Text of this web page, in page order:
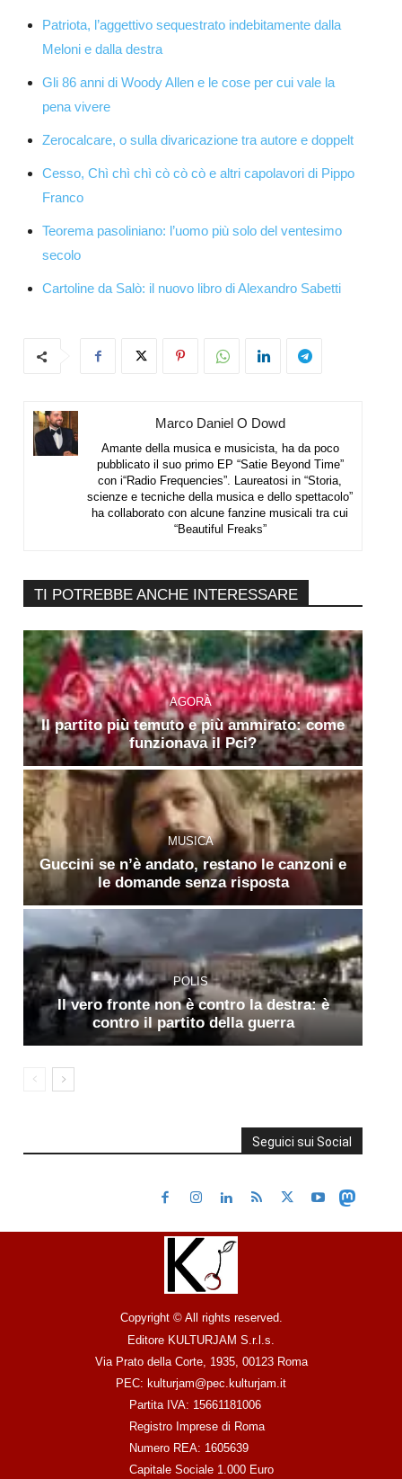
Patriota, l’aggettivo sequestrato indebitamente dalla
Meloni e dalla destra
Gli 86 anni di Woody Allen e le cose per cui vale la
pena vivere
Zerocalcare, o sulla divaricazione tra autore e doppelt
Cesso, Chì chì chì cò cò cò e altri capolavori di Pippo
Franco
Teorema pasoliniano: l’uomo più solo del ventesimo
secolo
Cartoline da Salò: il nuovo libro di Alexandro Sabetti
Marco Daniel O Dowd
Amante della musica e musicista, ha da poco
pubblicato il suo primo EP “Satie Beyond Time”
con i“Radio Frequencies”. Laureatosi in “Storia,
scienze e tecniche della musica e dello spettacolo”
ha collaborato con alcune fanzine musicali tra cui
“Beautiful Freaks”
TI POTREBBE ANCHE INTERESSARE
AGORÀ
Il partito più temuto e più ammirato: come
funzionava il Pci?
MUSICA
Guccini se n’è andato, restano le canzoni e
le domande senza risposta
POLIS
Il vero fronte non è contro la destra: è
contro il partito della guerra
Seguici sui Social
Copyright © All rights reserved.
Editore KULTURJAM S.r.l.s.
Via Prato della Corte, 1935, 00123 Roma
PEC: kulturjam@pec.kulturjam.it
Partita IVA: 15661181006
Registro Imprese di Roma
Numero REA: 1605639
Capitale Sociale 1.000 Euro